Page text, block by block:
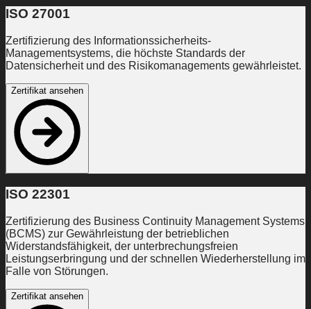
ISO 27001
Zertifizierung des Informationssicherheits-
Managementsystems, die höchste Standards der
Datensicherheit und des Risikomanagements gewährleistet.
Zertifikat ansehen
ISO 22301
Zertifizierung des Business Continuity Management Systems
(BCMS) zur Gewährleistung der betrieblichen
Widerstandsfähigkeit, der unterbrechungsfreien
Leistungserbringung und der schnellen Wiederherstellung im
Falle von Störungen.
Zertifikat ansehen